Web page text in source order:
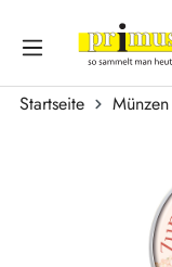
Zum Hauptinhalt
Startseite Münzen